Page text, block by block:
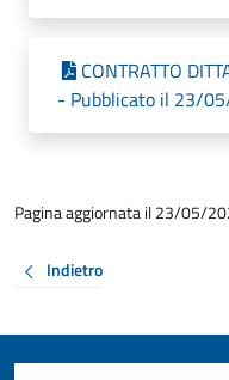
CONTRATTO
- Pubblicato il 23/
Pagina aggiornata il 23/05/
Indietro